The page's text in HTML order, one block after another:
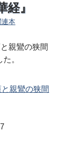
』
本
親鸞の狭間
。
親鸞の狭間